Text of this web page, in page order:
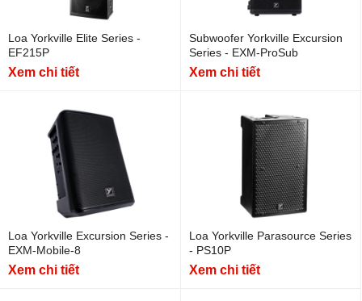
Loa Yorkville Elite Series -
EF215P
Xem chi tiết
Subwoofer Yorkville Excursion
Series - EXM-ProSub
Xem chi tiết
Loa Yorkville Excursion Series -
EXM-Mobile-8
Xem chi tiết
Loa Yorkville Parasource Series
- PS10P
Xem chi tiết